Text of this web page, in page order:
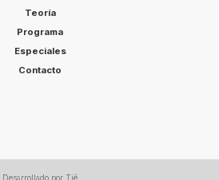
Teoría
Programa
Especiales
Contacto
Desarrollado por Tiê